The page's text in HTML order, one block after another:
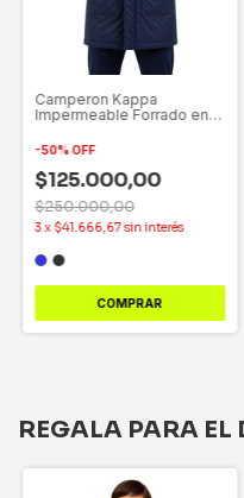
Camperon Kappa
Impermeable Forrado en
-50%OFF
$125.000,00
$250.000,00
3x $41.666,67sin interés
COMPRAR
REGALA PARA